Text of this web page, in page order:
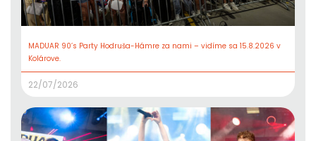
MADUAR 90’s Party Hodruša-Hámre za nami – vidíme sa 15.8.2026 v
Kolárove.
22/07/2026